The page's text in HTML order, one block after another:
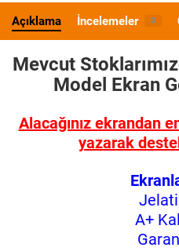
Açıklama İncelemeler 0
Mevcut
Model Ekran
Alacağınız ekrandan
yazarak
A+